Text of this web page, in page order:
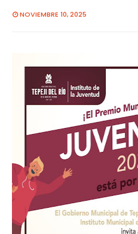
NOVIEMBRE 10, 2025